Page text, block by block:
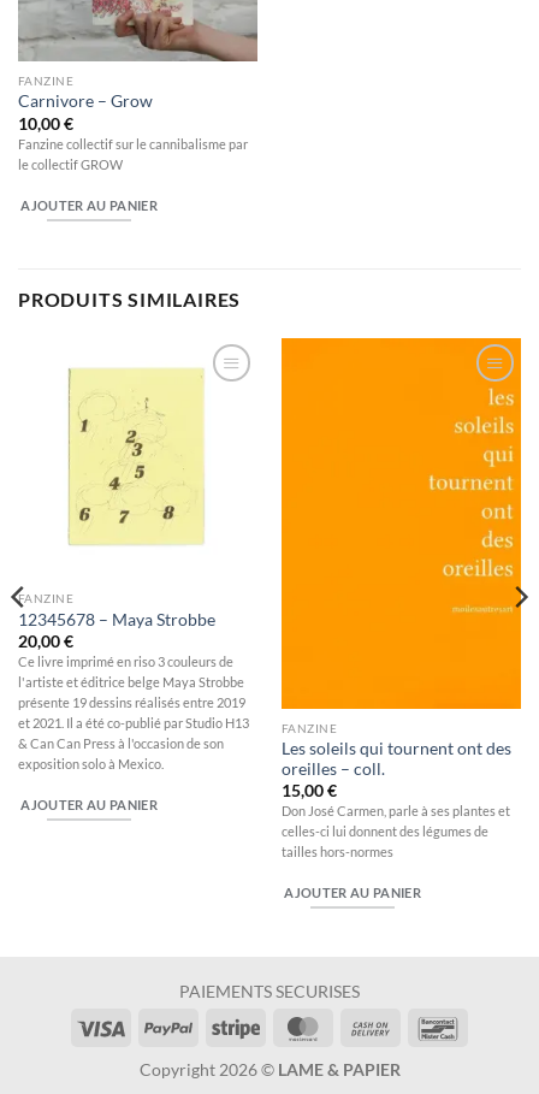
FANZINE
Carnivore – Grow
10,00€
Fanzine collectif sur le cannibalisme par
le collectif GROW
AJOUTER AU PANIER
PRODUITS SIMILAIRES
FANZINE
12345678 – Maya Strobbe
20,00€
Ce livre imprimé en riso 3 couleurs de
l'artiste et éditrice belge Maya Strobbe
présente 19 dessins réalisés entre 2019
et 2021. Il a été co-publié par Studio H13
& Can Can Press à l'occasion de son
exposition solo à Mexico.
AJOUTER AU PANIER
Ajouter
à la
wishlist
FANZINE
Les soleils qui tournent ont des
oreilles – coll.
15,00€
Don José Carmen, parle à ses plantes et
celles-ci lui donnent des légumes de
tailles hors-normes
AJOUTER AU PANIER
PAIEMENTS SECURISES
Visa
PayPal Stripe MasterCardCash
Delivery
Copyright 2026 © LAME & PAPIER